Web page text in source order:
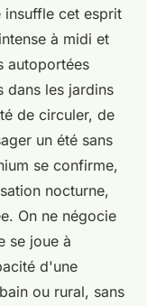
insuffle cet esprit
à midi et
autoportées
dans les jardins
de circuler, de
un été sans
se confirme,
nocturne,
On ne négocie
se joue à
d'une
ou rural, sans